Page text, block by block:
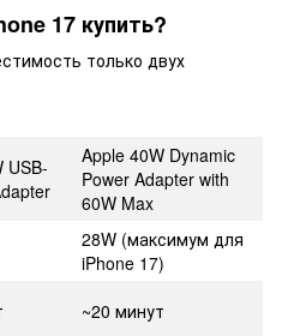
17 купить?
только двух
USB-
Apple 40W Dynamic
Power Adapter with
60W Max
28W (максимум для
iPhone 17)
~20 минут